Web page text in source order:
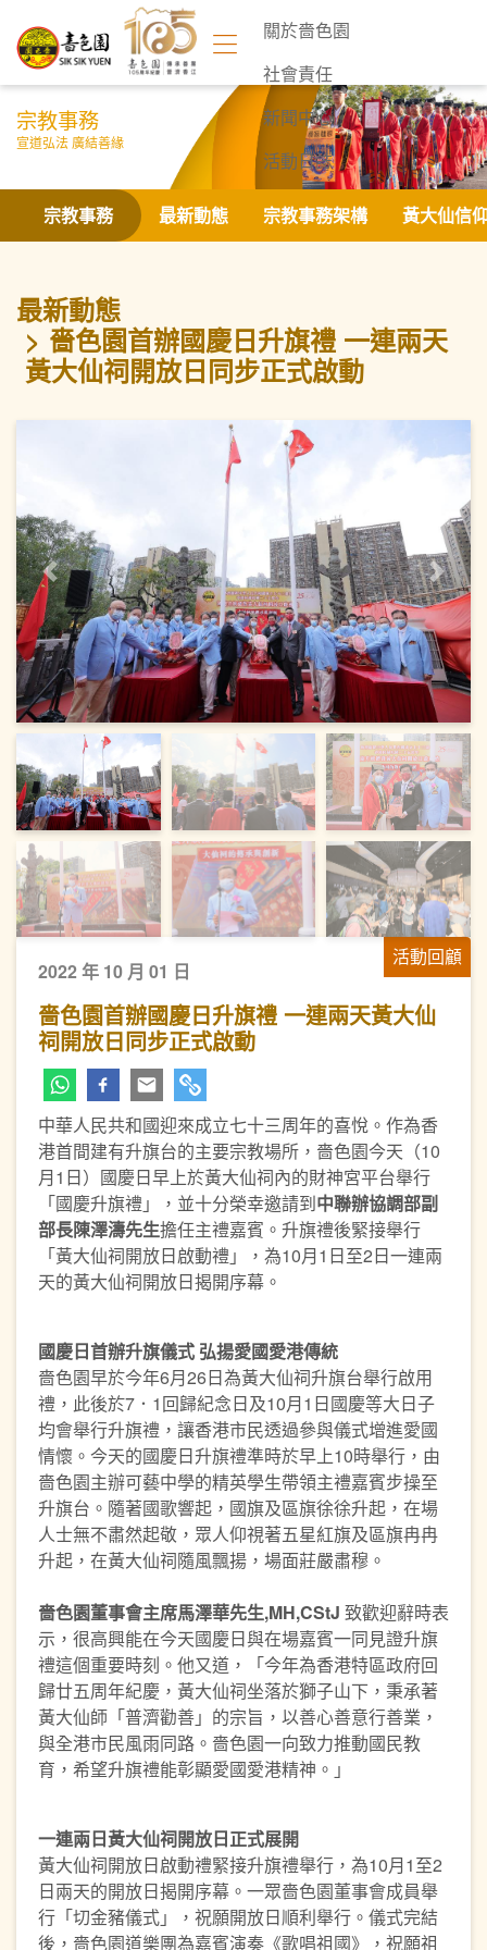
關於嗇色園
社會責任
新聞中心
活動日誌
聯絡我們
宗教事務
宣道弘法 廣結善緣
宗教事務 最新動態 宗教事務架構 黃大仙信
最新動態
嗇色園首辦國慶日升旗禮 一連兩天
黃大仙祠開放日同步正式啟動
上一頁 下一頁
活動回顧
2022 年 10 月 01 日
嗇色園首辦國慶日升旗禮 一連兩天黃大仙
祠開放日同步正式啟動
中華人民共和國迎來成立七十三周年的喜悅。作為香
港首間建有升旗台的主要宗教場所，嗇色園今天（10
月1日）國慶日早上於黃大仙祠內的財神宮平台舉行
「國慶升旗禮」，並十分榮幸邀請到中聯辦協調部副
部長陳澤濤先生擔任主禮嘉賓。升旗禮後緊接舉行
「黃大仙祠開放日啟動禮」，為10月1日至2日一連兩
天的黃大仙祠開放日揭開序幕。
國慶日首辦升旗儀式 弘揚愛國愛港傳統
嗇色園早於今年6月26日為黃大仙祠升旗台舉行啟用
禮，此後於7．1回歸紀念日及10月1日國慶等大日子
均會舉行升旗禮，讓香港市民透過參與儀式增進愛國
情懷。今天的國慶日升旗禮準時於早上10時舉行，由
嗇色園主辦可藝中學的精英學生帶領主禮嘉賓步操至
升旗台。隨著國歌響起，國旗及區旗徐徐升起，在場
人士無不肅然起敬，眾人仰視著五星紅旗及區旗冉冉
升起，在黃大仙祠隨風飄揚，場面莊嚴肅穆。
嗇色園董事會主席馬澤華先生,MH,CStJ 致歡迎辭時表
示，很高興能在今天國慶日與在場嘉賓一同見證升旗
禮這個重要時刻。他又道，「今年為香港特區政府回
歸廿五周年紀慶，黃大仙祠坐落於獅子山下，秉承著
黃大仙師「普濟勸善」的宗旨，以善心善意行善業，
與全港市民風雨同路。嗇色園一向致力推動國民教
育，希望升旗禮能彰顯愛國愛港精神。」
一連兩日黃大仙祠開放日正式展開
黃大仙祠開放日啟動禮緊接升旗禮舉行，為10月1至2
日兩天的開放日揭開序幕。一眾嗇色園董事會成員舉
行「切金豬儀式」，祝願開放日順利舉行。儀式完結
後，嗇色園道樂團為嘉賓演奏《歌唱祖國》，祝願祖